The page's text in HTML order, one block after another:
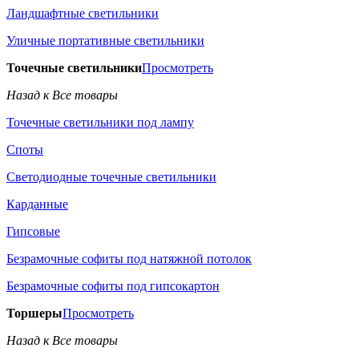
Ландшафтные светильники
Уличные портативные светильники
Точечные светильникиПросмотреть
Назад к Все товары
Точечные светильники под лампу
Споты
Светодиодные точечные светильники
Карданные
Гипсовые
Безрамочные софиты под натяжной потолок
Безрамочные софиты под гипсокартон
ТоршерыПросмотреть
Назад к Все товары